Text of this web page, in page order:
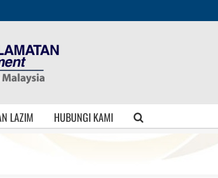
LAZIM HUBUNGI KAMI